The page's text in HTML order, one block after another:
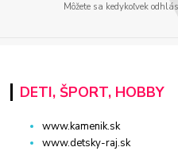
Môžete sa kedykoľvek
DETI, ŠPORT, HOBBY
www.kamenik.sk
www.detsky-raj.sk